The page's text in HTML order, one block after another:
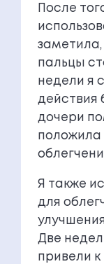
После
заметила,
пальцы
недели я
действия
дочери
положила
Я также
для
Две
привели к